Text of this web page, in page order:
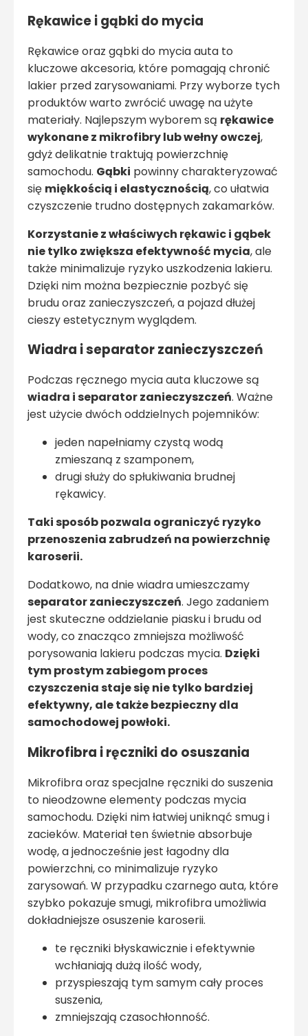
Rękawice i gąbki do mycia
Rękawice oraz gąbki do mycia auta to
kluczowe akcesoria, które pomagają chronić
lakier przed zarysowaniami. Przy wyborze tych
produktów warto zwrócić uwagę na użyte
materiały. Najlepszym wyborem są rękawice
wykonane z mikrofibry lub wełny owczej,
gdyż delikatnie traktują powierzchnię
samochodu. Gąbki powinny charakteryzować
się miękkością i elastycznością, co ułatwia
czyszczenie trudno dostępnych zakamarków.
Korzystanie z właściwych rękawic i gąbek
nie tylko zwiększa efektywność mycia, ale
także minimalizuje ryzyko uszkodzenia lakieru.
Dzięki nim można bezpiecznie pozbyć się
brudu oraz zanieczyszczeń, a pojazd dłużej
cieszy estetycznym wyglądem.
Wiadra i separator zanieczyszczeń
Podczas ręcznego mycia auta kluczowe są
wiadra i separator zanieczyszczeń. Ważne
jest użycie dwóch oddzielnych pojemników:
jeden napełniamy czystą wodą
zmieszaną z szamponem,
drugi służy do spłukiwania brudnej
rękawicy.
Taki sposób pozwala ograniczyć ryzyko
przenoszenia zabrudzeń na powierzchnię
karoserii.
Dodatkowo, na dnie wiadra umieszczamy
separator zanieczyszczeń. Jego zadaniem
jest skuteczne oddzielanie piasku i brudu od
wody, co znacząco zmniejsza możliwość
porysowania lakieru podczas mycia. Dzięki
tym prostym zabiegom proces
czyszczenia staje się nie tylko bardziej
efektywny, ale także bezpieczny dla
samochodowej powłoki.
Mikrofibra i ręczniki do osuszania
Mikrofibra oraz specjalne ręczniki do suszenia
to nieodzowne elementy podczas mycia
samochodu. Dzięki nim łatwiej uniknąć smug i
zacieków. Materiał ten świetnie absorbuje
wodę, a jednocześnie jest łagodny dla
powierzchni, co minimalizuje ryzyko
zarysowań. W przypadku czarnego auta, które
szybko pokazuje smugi, mikrofibra umożliwia
dokładniejsze osuszenie karoserii.
te ręczniki błyskawicznie i efektywnie
wchłaniają dużą ilość wody,
przyspieszają tym samym cały proces
suszenia,
zmniejszają czasochłonność.